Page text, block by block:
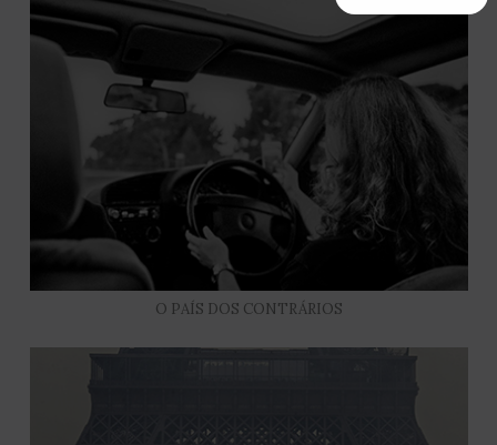
O PAÍS DOS CONTRÁRIOS